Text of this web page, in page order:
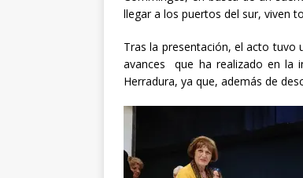
llegar a los puertos del sur, viven
Tras la presentación, el acto tuvo
avances que ha realizado en la
Herradura, ya que, además de